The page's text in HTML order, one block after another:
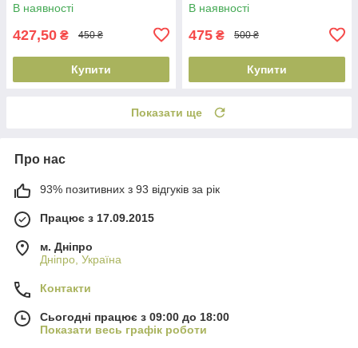
В наявності
427,50 ₴ 450 ₴
Купити
В наявності
475 ₴ 500 ₴
Купити
Показати ще
Про нас
93% позитивних з 93 відгуків за рік
Працює з 17.09.2015
м. Дніпро
Дніпро, Україна
Контакти
Сьогодні працює з 09:00 до 18:00
Показати весь графік роботи